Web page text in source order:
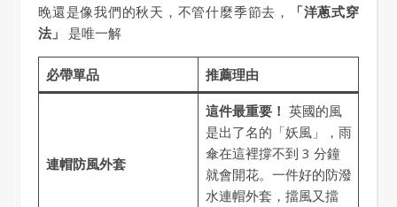
晚還是像我們的秋天，不管什麼季節去，
「洋蔥式穿
法」
是唯一解
必帶單品 推薦理由
連帽防風外套
這件最重要！ 英國的風
是出了名的「妖風」，雨
傘在這裡撐不到 3 分鐘
就會開花。一件好的防潑
水連帽外套，擋風又擋